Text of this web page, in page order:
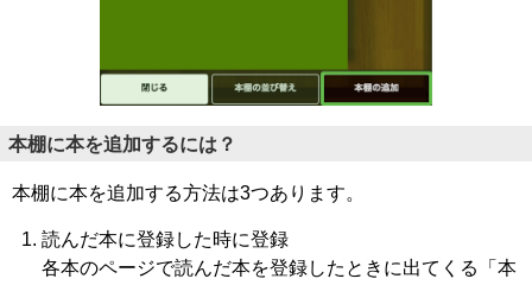
本棚に本を追加するには？
本棚に本を追加する方法は3つあります。
読んだ本に登録した時に登録
各本のページで読んだ本を登録したときに出てくる「本